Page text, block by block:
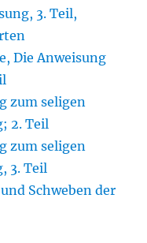
3. Teil,
Die Anweisung
zum seligen
2. Teil
zum seligen
3. Teil
Schweben der